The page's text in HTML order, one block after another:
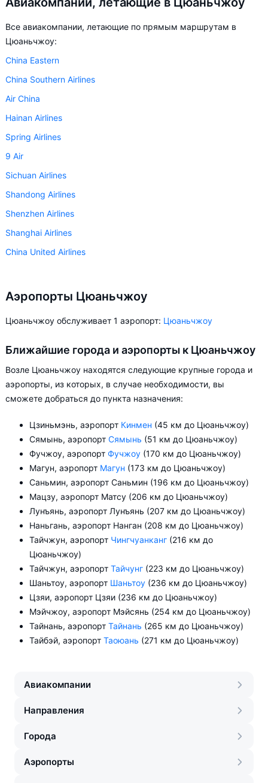
Все авиакомпании, летающие по прямым маршрутам в
Цюаньчжоу:
China Eastern
China Southern Airlines
Air China
Hainan Airlines
Spring Airlines
9 Air
Sichuan Airlines
Shandong Airlines
Shenzhen Airlines
Shanghai Airlines
China United Airlines
Xiamen Airlines
Tianjin Airlines
Urumqi Air
Qingdao Airlines
China Express Airlines
West Air
Beijing Capital Airlines
Okay Airways
Hebei Airlines
Donghai Airlines
Lucky Air
Аэропорты Цюаньчжоу
Цюаньчжоу обслуживает 1 аэропорт: Цюаньчжоу
Ближайшие города и аэропорты к Цюаньчжоу
Возле Цюаньчжоу находятся следующие крупные города и
аэропорты, из которых, в случае необходимости, вы
сможете добраться до пункта назначения:
Цзиньмэнь, аэропорт Кинмен (45 км до Цюаньчжоу)
Сямынь, аэропорт Сямынь (51 км до Цюаньчжоу)
Фучжоу, аэропорт Фучжоу (170 км до Цюаньчжоу)
Магун, аэропорт Магун (173 км до Цюаньчжоу)
Саньмин, аэропорт Саньмин (196 км до Цюаньчжоу)
Мацзу, аэропорт Матсу (206 км до Цюаньчжоу)
Лунъянь, аэропорт Лунъянь (207 км до Цюаньчжоу)
Наньгань, аэропорт Нанган (208 км до Цюаньчжоу)
Тайчжун, аэропорт Чингчуанканг (216 км до
Цюаньчжоу)
Тайчжун, аэропорт Тайчунг (223 км до Цюаньчжоу)
Шаньтоу, аэропорт Шаньтоу (236 км до Цюаньчжоу)
Цзяи, аэропорт Цзяи (236 км до Цюаньчжоу)
Мэйчжоу, аэропорт Мэйсянь (254 км до Цюаньчжоу)
Тайнань, аэропорт Тайнань (265 км до Цюаньчжоу)
Тайбэй, аэропорт Таоюань (271 км до Цюаньчжоу)
Авиакомпании
Направления
Города
Аэропорты